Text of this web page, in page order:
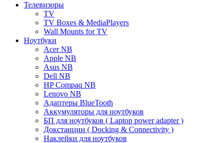
Телевизоры
TV
TV Boxes & MediaPlayers
Wall Mounts for TV
Ноутбуки
Acer NB
Apple NB
Asus NB
Dell NB
HP Compaq NB
Lenovo NB
Адаптеры BlueTooth
Аккумуляторы для ноутбуков
БП для ноутбуков ( Laptop power adapter )
Докстанции ( Docking & Connectivity )
Наклейки для ноутбуков